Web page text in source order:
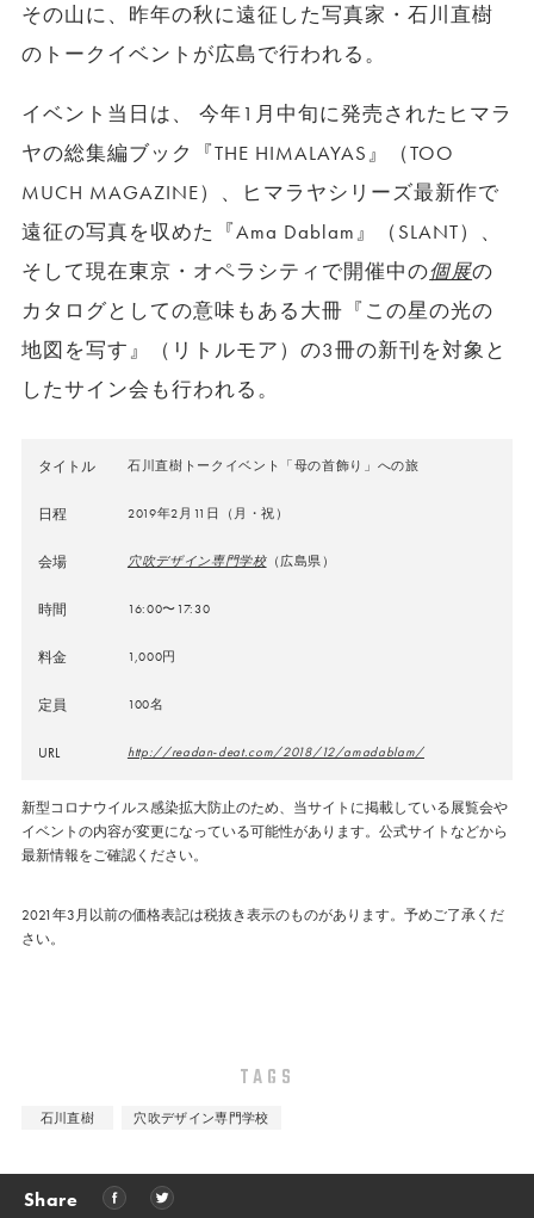
その山に、昨年の秋に遠征した写真家・石川直樹
のトークイベントが広島で行われる。
イベント当日は、 今年1月中旬に発売されたヒマラ
ヤの総集編ブック『THE HIMALAYAS』（TOO
MUCH MAGAZINE）、ヒマラヤシリーズ最新作で
遠征の写真を収めた『Ama Dablam』（SLANT）、
そして現在東京・オペラシティで開催中の個展の
カタログとしての意味もある大冊『この星の光の
地図を写す』（リトルモア）の3冊の新刊を対象と
したサイン会も行われる。
タイトル 石川直樹トークイベント「母の首飾り」への旅
日程 2019年2月11日（月・祝）
会場 穴吹デザイン専門学校（広島県）
時間 16:00〜17:30
料金 1,000円
定員 100名
URL http://readan-deat.com/2018/12/amadablam/
新型コロナウイルス感染拡大防止のため、当サイトに掲載している展覧会や
イベントの内容が変更になっている可能性があります。公式サイトなどから
最新情報をご確認ください。
2021年3月以前の価格表記は税抜き表示のものがあります。予めご了承くだ
さい。
TAGS
石川直樹 穴吹デザイン専門学校
Share